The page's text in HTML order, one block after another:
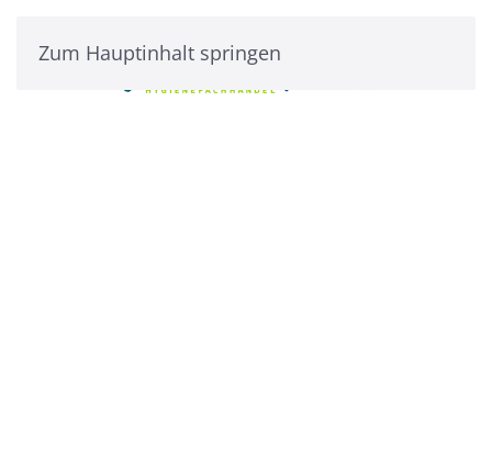
Zum Hauptinhalt springen